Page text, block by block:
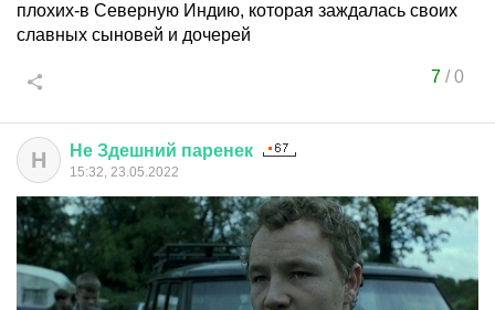
плохих-в Северную Индию, которая заждалась своих
славных сыновей и дочерей
7/0
Н Не Здешний паренек
15:32, 23.05.2022